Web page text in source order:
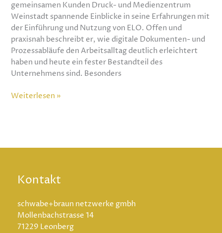
gemeinsamen Kunden Druck- und Medienzentrum
Weinstadt spannende Einblicke in seine Erfahrungen mit
der Einführung und Nutzung von ELO. Offen und
praxisnah beschreibt er, wie digitale Dokumenten- und
Prozessabläufe den Arbeitsalltag deutlich erleichtert
haben und heute ein fester Bestandteil des
Unternehmens sind. Besonders
Weiterlesen »
Kontakt
schwabe+braun netzwerke gmbh
Mollenbachstrasse 14
71229 Leonberg